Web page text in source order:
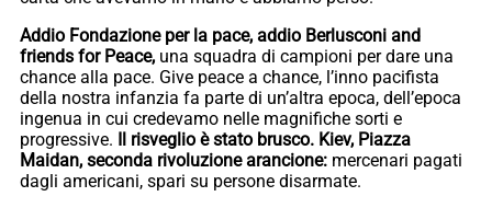
Addio Fondazione per la pace, addio Berlusconi and
friends for Peace, una squadra di campioni per dare una
chance alla pace. Give peace a chance, l’inno pacifista
della nostra infanzia fa parte di un’altra epoca, dell’epoca
ingenua in cui credevamo nelle magnifiche sorti e
progressive.
Il risveglio è stato brusco. Kiev, Piazza
Maidan, seconda rivoluzione arancione: mercenari pagati
dagli americani, spari su persone disarmate.